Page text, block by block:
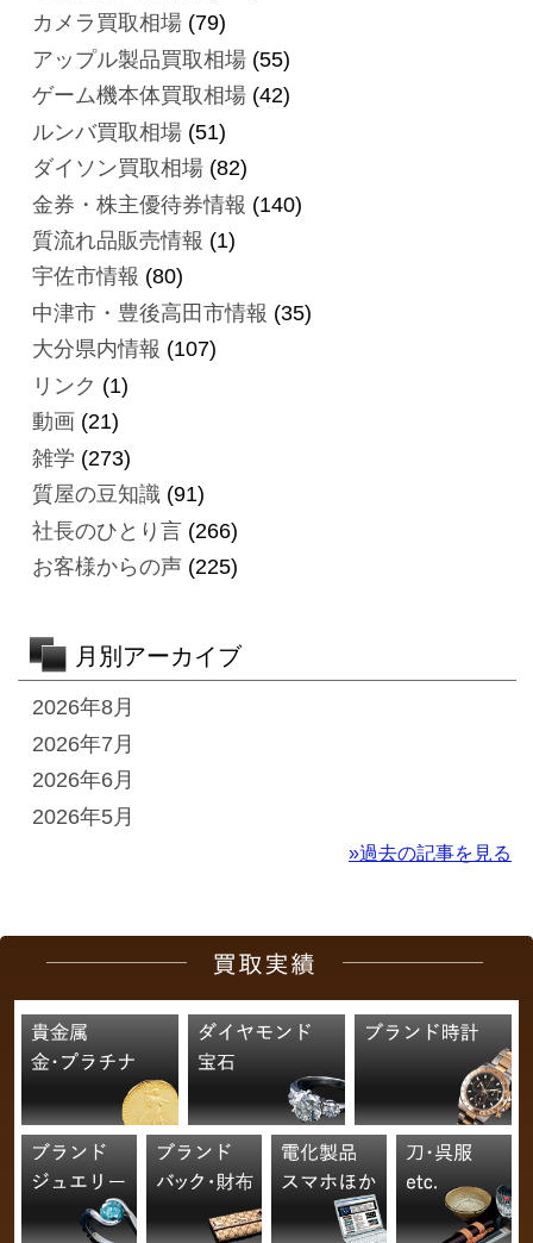
カメラ買取相場(79)
アップル製品買取相場(55)
ゲーム機本体買取相場(42)
ルンバ買取相場(51)
ダイソン買取相場(82)
金券・株主優待券情報 (140)
質流れ品販売情報 (1)
宇佐市情報 (80)
中津市・豊後高田市情報 (35)
大分県内情報 (107)
リンク (1)
動画 (21)
雑学 (273)
質屋の豆知識(91)
社長のひとり言(266)
お客様からの声(225)
月別アーカイブ
2026年8月
2026年7月
2026年6月
2026年5月
»過去の記事を見る